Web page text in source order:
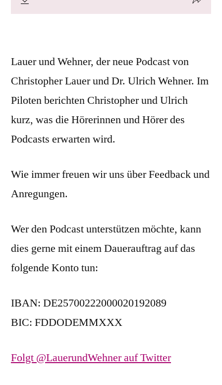
Lauer und Wehner, der neue Podcast von
Christopher Lauer und Dr. Ulrich Wehner. Im
Piloten berichten Christopher und Ulrich
kurz, was die Hörerinnen und Hörer des
Podcasts erwarten wird.
Wie immer freuen wir uns über Feedback und
Anregungen.
Wer den Podcast unterstützen möchte, kann
dies gerne mit einem Dauerauftrag auf das
folgende Konto tun:
IBAN: DE25700222000020192089
BIC: FDDODEMMXXX
Folgt @LauerundWehner auf Twitter